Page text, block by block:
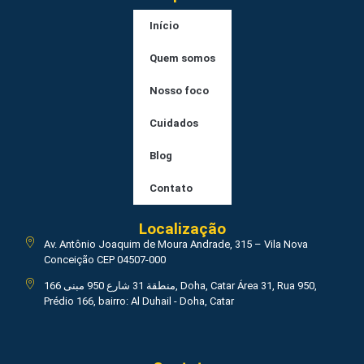
Início
Quem somos
Nosso foco
Cuidados
Blog
Contato
Localização
Av. Antônio Joaquim de Moura Andrade, 315 – Vila Nova
Conceição CEP 04507-000
منطقة 31 شارع 950 مبنى 166, Doha, Catar Área 31, Rua 950,
Prédio 166, bairro: Al Duhail - Doha, Catar